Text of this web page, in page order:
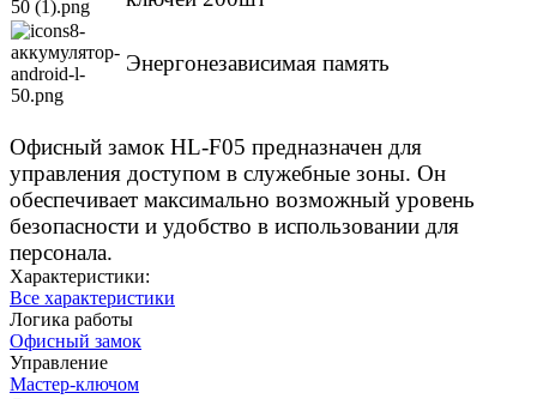
Энергонезависимая память
Офисный замок HL-F05 предназначен для
управления доступом в служебные зоны. Он
обеспечивает максимально возможный уровень
безопасности и удобство в использовании для
персонала.
Характеристики:
Все характеристики
Логика работы
Офисный замок
Управление
Мастер-ключом